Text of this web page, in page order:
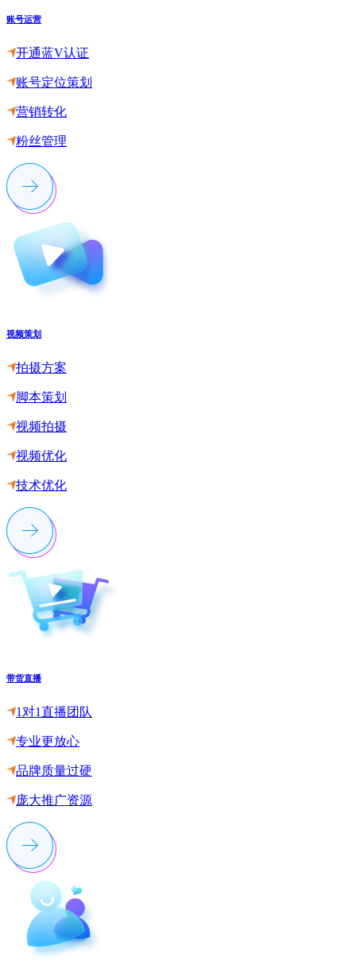
账号运营
开通蓝V认证
账号定位策划
营销转化
粉丝管理
视频策划
拍摄方案
脚本策划
视频拍摄
视频优化
技术优化
带货直播
1对1直播团队
专业更放心
品牌质量过硬
庞大推广资源